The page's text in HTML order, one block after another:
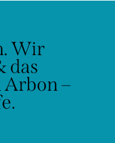
Wir
das
–